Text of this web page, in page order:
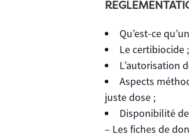
Qu’est-ce
Le certibiocide ;
L’autorisation
Aspects
juste dose ;
Disponibilité
– Les fiches de